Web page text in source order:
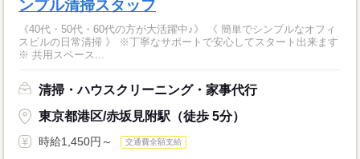
ンプル清掃スタッフ
《40代・50代・60代の方が大活躍中♪》 《 簡単でシンプルなオフィ
スビルの日常清掃 》 ※丁寧なサポートで安心してスタート出来ます
※ 共用スペース...
清掃・ハウスクリーニング・家事代行
東京都港区/赤坂見附駅（徒歩 5分）
時給1,450円～ 交通費全額支給